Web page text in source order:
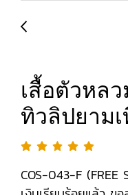
เสื้อตัวหล
ทิวลิปยาม
COS-043-F (FREE